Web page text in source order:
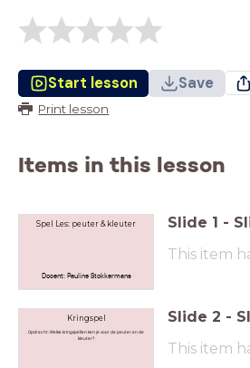
Start lesson Save
Print lesson
Items in this lesson
Spel Les: peuter & kleuter
Docent: Pauline Stokkermans
Slide 1 -
This item
Kringspel
Opdracht: Welke kringspellen ken je voor de peuter en de
kleuter?
Slide 2 -
This item